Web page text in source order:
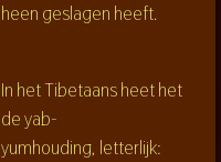
heen geslagen heeft.
In het Tibetaans heet het
de yab-
yumhouding, letterlijk: